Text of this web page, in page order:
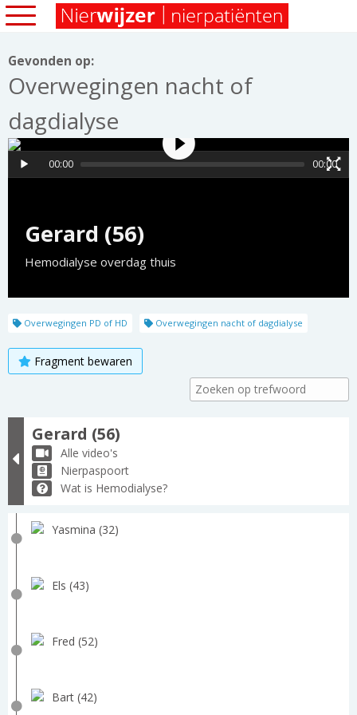
Gevonden op:
Overwegingen nacht of
dagdialyse
Gerard (56)
Hemodialyse overdag thuis
00:00 00:00
Overwegingen PD of HD Overwegingen nacht of dagdialyse
Fragment bewaren
Gerard (56)
Alle video's
Nierpaspoort
Wat is Hemodialyse?
Yasmina (32)
Els (43)
Fred (52)
Bart (42)